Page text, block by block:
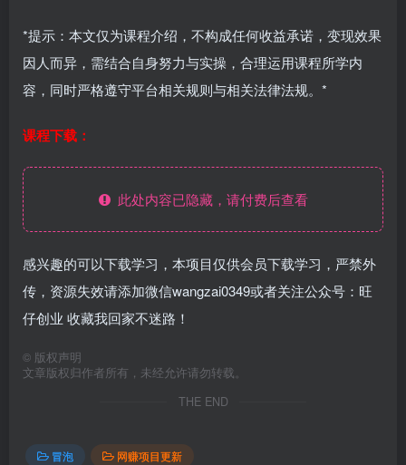
*提示：本文仅为课程介绍，不构成任何收益承诺，变现效果
因人而异，需结合自身努力与实操，合理运用课程所学内
容，同时严格遵守平台相关规则与相关法律法规。*
课程下载：
此处内容已隐藏，请付费后查看
感兴趣的可以下载学习，本项目仅供会员下载学习，严禁外
传，资源失效请添加微信wangzai0349或者关注公众号：旺
仔创业 收藏我回家不迷路！
© 版权声明
文章版权归作者所有，未经允许请勿转载。
THE END
冒泡 网赚项目更新